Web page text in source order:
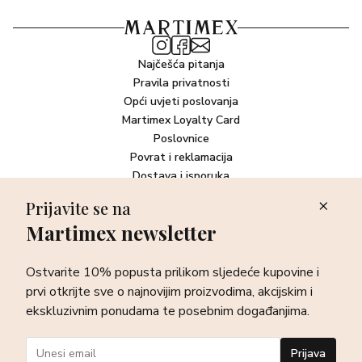
Najčešća pitanja
Pravila privatnosti
Opći uvjeti poslovanja
Martimex Loyalty Card
Poslovnice
Povrat i reklamacija
Dostava i isporuka
Newsletter
sve o najnovijim proizvodima, akcijskim i ekskluzivnim
ponudama te posebnim događanjima.
Prijava
Prijavite se na
Martimex newsletter
Ostvarite 10% popusta prilikom sljedeće kupovine i
prvi otkrijte sve o najnovijim proizvodima, akcijskim i
ekskluzivnim ponudama te posebnim događanjima.
Prijava